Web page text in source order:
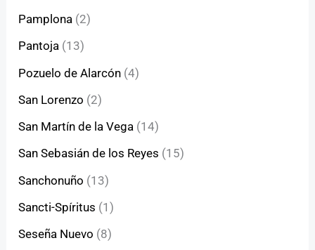
Pamplona (2)
Pantoja (13)
Pozuelo de Alarcón (4)
San Lorenzo (2)
San Martín de la Vega (14)
San Sebasián de los Reyes (15)
Sanchonuño (13)
Sancti-Spíritus (1)
Seseña Nuevo (8)